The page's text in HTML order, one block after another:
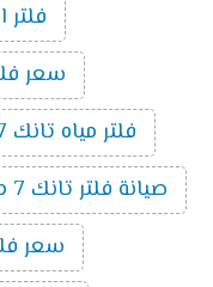
فلتر
سعر فلتر
فلتر مياه تانك 7 مراحل
صيانة فلتر تانك 7 مراحل
سعر فلتر